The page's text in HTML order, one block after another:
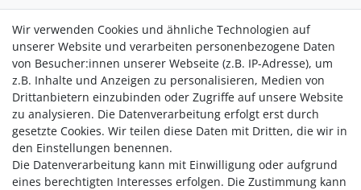
In der Mikrowelle:maximal 90 Sekunden bei maximal 800
Watt in der Mikrowelle erwärmen.
Im Ofen:maximal 10 Minuten bei maximal 100 °C Umluft auf
einem hitzebeständigen Teller auf die mittlere Ofenschiene
legen. Grillfunktion abschalten.
Mit nicht herausnehmbarer Hirsekorn-Lavendel-Füllung
Wir verwenden Cookies und ähnliche Technologien auf
unserer Website und verarbeiten personenbezogene Daten
von Besucher:innen unserer Webseite (z.B. IP-Adresse), um
z.B. Inhalte und Anzeigen zu personalisieren, Medien von
Drittanbietern einzubinden oder Zugriffe auf unsere Website
zu analysieren. Die Datenverarbeitung erfolgt erst durch
gesetzte Cookies. Wir teilen diese Daten mit Dritten, die wir in
den Einstellungen benennen.
Die Datenverarbeitung kann mit Einwilligung oder aufgrund
eines berechtigten Interesses erfolgen. Die Zustimmung kann